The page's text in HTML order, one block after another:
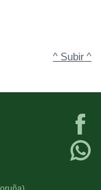
^ Subir ^